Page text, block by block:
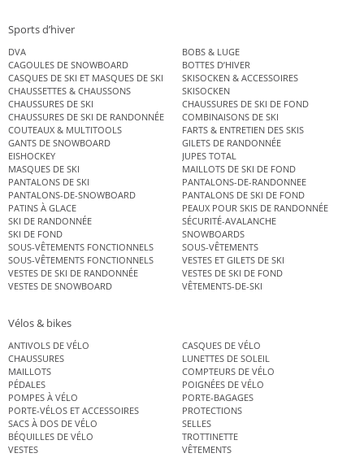
Sports d’hiver
DVA
BOBS & LUGE
CAGOULES DE SNOWBOARD
BOTTES D’HIVER
CASQUES DE SKI ET MASQUES DE SKI
SKISOCKEN & ACCESSOIRES
CHAUSSETTES & CHAUSSONS
SKISOCKEN
CHAUSSURES DE SKI
CHAUSSURES DE SKI DE FOND
CHAUSSURES DE SKI DE RANDONNÉE
COMBINAISONS DE SKI
COUTEAUX & MULTITOOLS
FARTS & ENTRETIEN DES SKIS
GANTS DE SNOWBOARD
GILETS DE RANDONNÉE
EISHOCKEY
JUPES TOTAL
MASQUES DE SKI
MAILLOTS DE SKI DE FOND
PANTALONS DE SKI
PANTALONS-DE-RANDONNEE
PANTALONS-DE-SNOWBOARD
PANTALONS DE SKI DE FOND
PATINS À GLACE
PEAUX POUR SKIS DE RANDONNÉE
SKI DE RANDONNÉE
SÉCURITÉ-AVALANCHE
SKI DE FOND
SNOWBOARDS
SOUS-VÊTEMENTS FONCTIONNELS
SOUS-VÊTEMENTS
SOUS-VÊTEMENTS FONCTIONNELS
VESTES ET GILETS DE SKI
VESTES DE SKI DE RANDONNÉE
VESTES DE SKI DE FOND
VESTES DE SNOWBOARD
VÊTEMENTS-DE-SKI
Vélos & bikes
ANTIVOLS DE VÉLO
CASQUES DE VÉLO
CHAUSSURES
LUNETTES DE SOLEIL
MAILLOTS
COMPTEURS DE VÉLO
PÉDALES
POIGNÉES DE VÉLO
POMPES À VÉLO
PORTE-BAGAGES
PORTE-VÉLOS ET ACCESSOIRES
PROTECTIONS
SACS À DOS DE VÉLO
SELLES
BÉQUILLES DE VÉLO
TROTTINETTE
VESTES
VÊTEMENTS